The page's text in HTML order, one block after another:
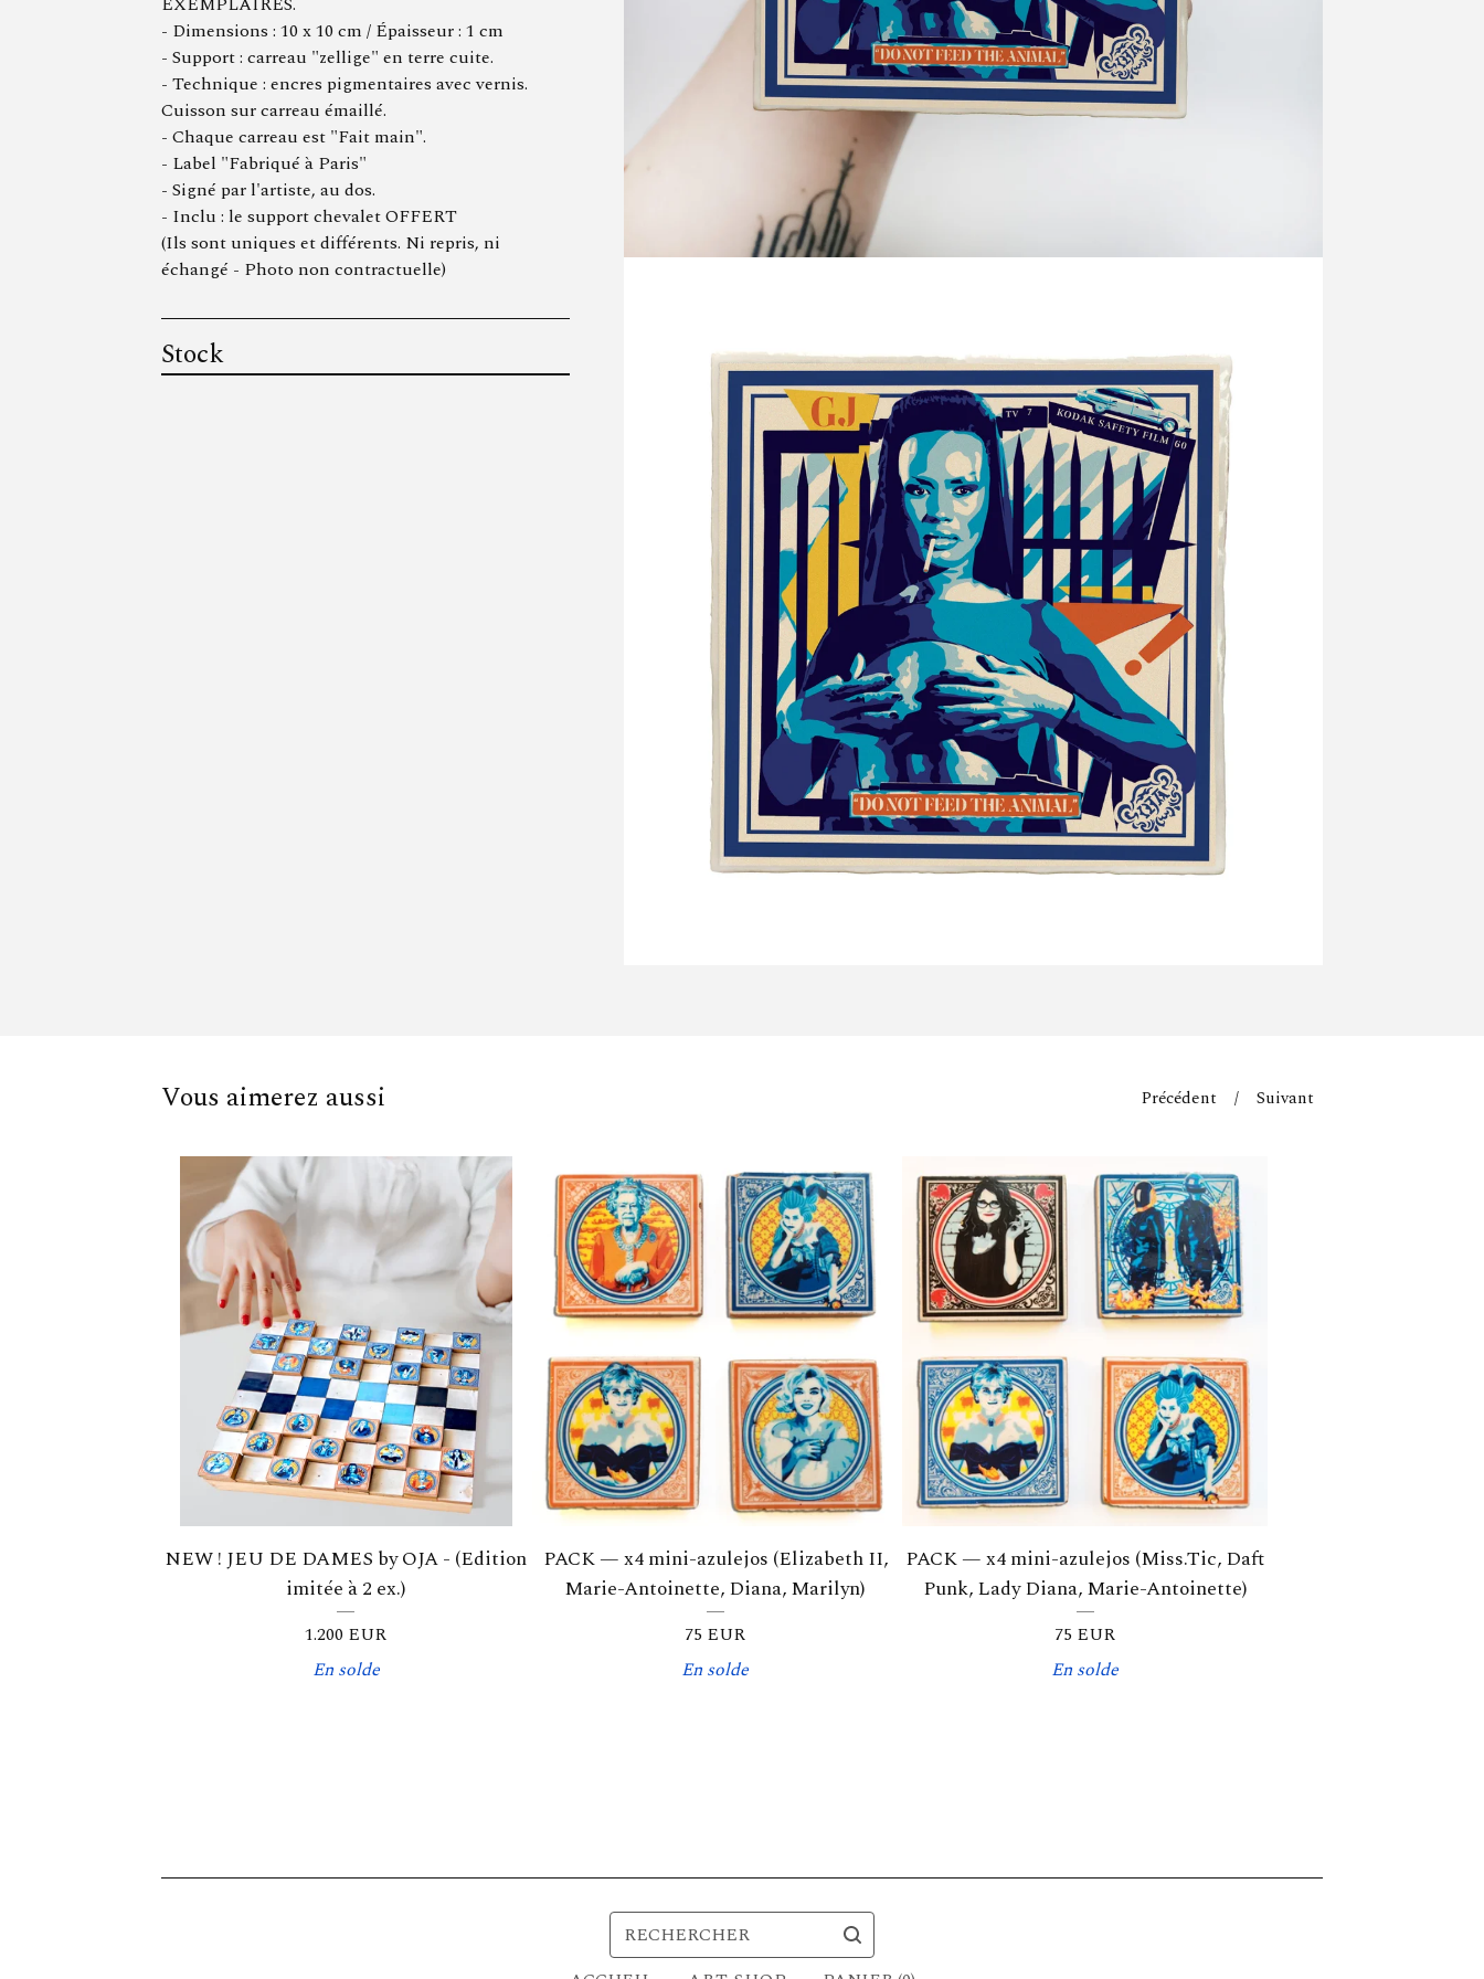
- Dimensions : 10 x 10 cm / Épaisseur : 1 cm
- Support : carreau "zellige" en terre cuite.
- Technique : encres pigmentaires avec vernis.
Cuisson sur carreau émaillé.
- Chaque carreau est "Fait main".
- Label "Fabriqué à Paris"
- Signé par l'artiste, au dos.
- Inclu : le support chevalet OFFERT
(Ils sont uniques et différents. Ni repris, ni
échangé - Photo non contractuelle)
Stock
Vous aimerez aussi Précédent Suivant
NEW ! JEU DE DAMES by OJA - (Edition
imitée à 2 ex.)
1.200 EUR
En solde
PACK — x4 mini-azulejos (Elizabeth II,
Marie-Antoinette, Diana, Marilyn)
75 EUR
En solde
PACK — x4 mini-azulejos (Miss.Tic, Daft
Punk, Lady Diana, Marie-Antoinette)
75 EUR
En solde
RECHERCHER